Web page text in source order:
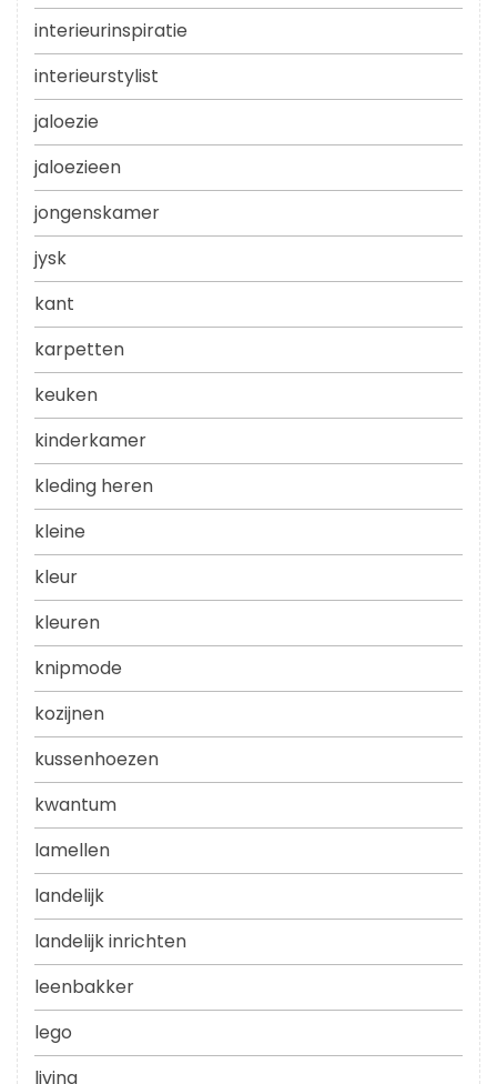
interieurinspiratie
interieurstylist
jaloezie
jaloezieen
jongenskamer
jysk
kant
karpetten
keuken
kinderkamer
kleding heren
kleine
kleur
kleuren
knipmode
kozijnen
kussenhoezen
kwantum
lamellen
landelijk
landelijk inrichten
leenbakker
lego
living